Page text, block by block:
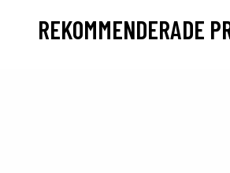
REKOMMENDERADE